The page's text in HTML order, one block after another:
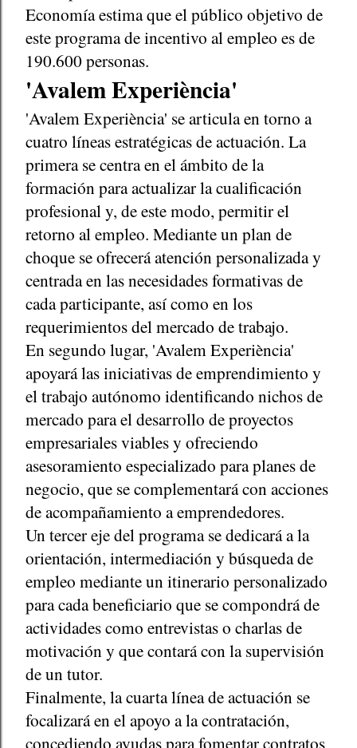
Economía estima que el público objetivo de
este programa de incentivo al empleo es de
190.600 personas.
'Avalem Experiència'
'Avalem Experiència' se articula en torno a
cuatro líneas estratégicas de actuación. La
primera se centra en el ámbito de la
formación para actualizar la cualificación
profesional y, de este modo, permitir el
retorno al empleo. Mediante un plan de
choque se ofrecerá atención personalizada y
centrada en las necesidades formativas de
cada participante, así como en los
requerimientos del mercado de trabajo.
En segundo lugar, 'Avalem Experiència'
apoyará las iniciativas de emprendimiento y
el trabajo autónomo identificando nichos de
mercado para el desarrollo de proyectos
empresariales viables y ofreciendo
asesoramiento especializado para planes de
negocio, que se complementará con acciones
de acompañamiento a emprendedores.
Un tercer eje del programa se dedicará a la
orientación, intermediación y búsqueda de
empleo mediante un itinerario personalizado
para cada beneficiario que se compondrá de
actividades como entrevistas o charlas de
motivación y que contará con la supervisión
de un tutor.
Finalmente, la cuarta línea de actuación se
focalizará en el apoyo a la contratación,
concediendo ayudas para fomentar contratos